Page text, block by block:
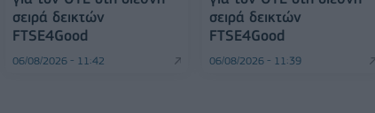
σειρά δεικτών
FTSE4Good
06/08/2026 - 11:42
σειρά δεικτών
FTSE4Good
06/08/2026 - 11:39